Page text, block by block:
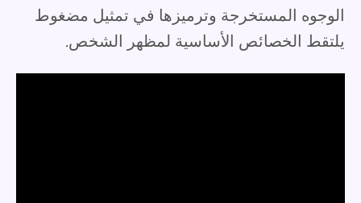
الوجوه المستخرجة وترميزها في تمثيل مضغوط
يلتقط الخصائص الأساسية لمظهر الشخص.